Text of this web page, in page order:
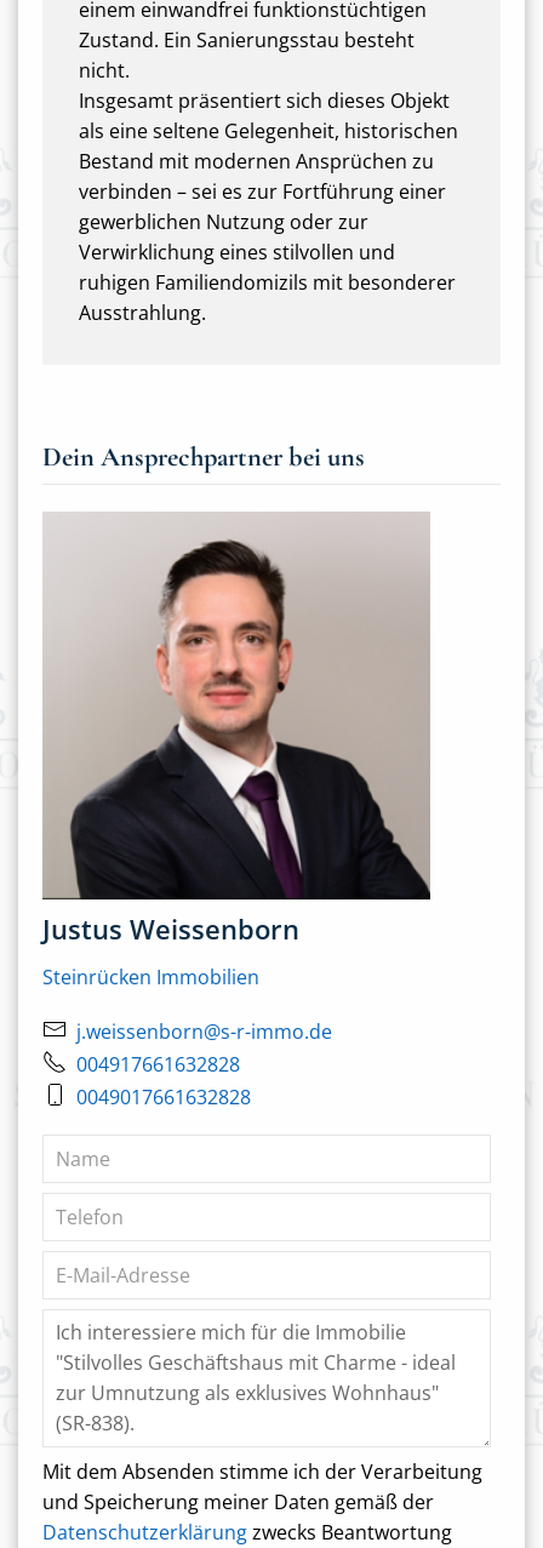
einem einwandfrei funktionstüchtigen
Zustand. Ein Sanierungsstau besteht
nicht.
Insgesamt präsentiert sich dieses Objekt
als eine seltene Gelegenheit, historischen
Bestand mit modernen Ansprüchen zu
verbinden – sei es zur Fortführung einer
gewerblichen Nutzung oder zur
Verwirklichung eines stilvollen und
ruhigen Familiendomizils mit besonderer
Ausstrahlung.
Dein Ansprechpartner bei uns
Justus Weissenborn
Steinrücken Immobilien
j.weissenborn@s-r-immo.de
004917661632828
0049017661632828
Mit dem Absenden stimme ich der Verarbeitung
und Speicherung meiner Daten gemäß der
Datenschutzerklärungzwecks Beantwortung